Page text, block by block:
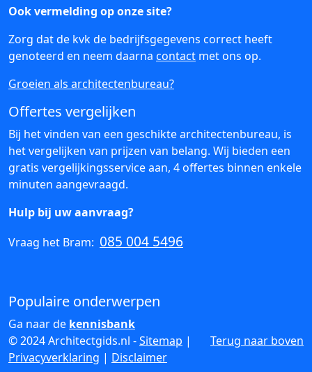
Ook vermelding op onze site?
Zorg dat de kvk de bedrijfsgegevens correct heeft
genoteerd en neem daarna contact met ons op.
Groeien als architectenbureau?
Offertes vergelijken
Bij het vinden van een geschikte architectenbureau, is
het vergelijken van prijzen van belang. Wij bieden een
gratis vergelijkingsservice aan, 4 offertes binnen enkele
minuten aangevraagd.
Hulp bij uw aanvraag?
Vraag het Bram: 085 004 5496
Populaire onderwerpen
Ga naar de kennisbank
Terug naar boven
© 2024 Architectgids.nl -Sitemap |
Privacyverklaring | Disclaimer